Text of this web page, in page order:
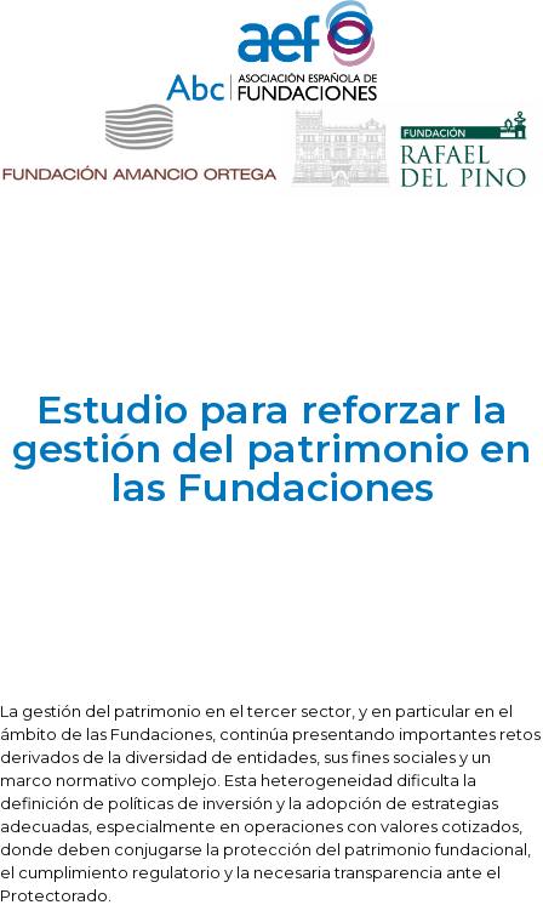
Estudio para reforzar la
gestión del patrimonio en
las Fundaciones
La gestión del patrimonio en el tercer sector, y en particular en el
ámbito de las Fundaciones, continúa presentando importantes retos
derivados de la diversidad de entidades, sus fines sociales y un
marco normativo complejo. Esta heterogeneidad dificulta la
definición de políticas de inversión y la adopción de estrategias
adecuadas, especialmente en operaciones con valores cotizados,
donde deben conjugarse la protección del patrimonio fundacional,
el cumplimiento regulatorio y la necesaria transparencia ante el
Protectorado.